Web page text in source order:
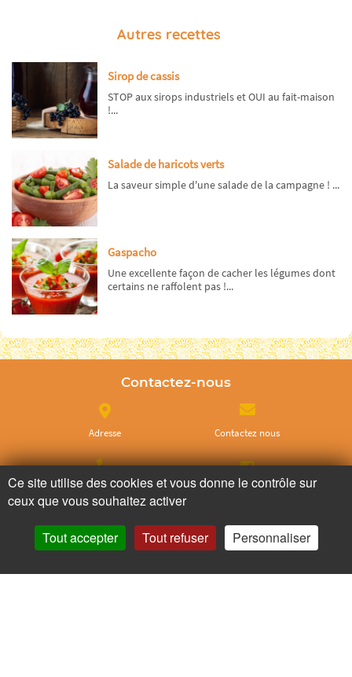
Autres recettes
Sirop de cassis
STOP aux sirops industriels et OUI au fait-maison
!...
Salade de haricots verts
La saveur simple d'une salade de la campagne ! ...
Gaspacho
Une excellente façon de cacher les légumes dont
certains ne raffolent pas !...
Contactez-nous
Adresse Contactez nous
Appelez nous Facebook
Instagram Twitter
Ce site utilise des cookies et vous donne le contrôle sur
ceux que vous souhaitez activer
Tout accepter Tout refuser Personnaliser